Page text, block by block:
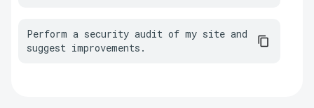
Perform a security audit of my site and
suggest improvements.